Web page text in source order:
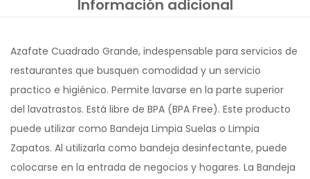
Información adicional
Azafate Cuadrado Grande, indespensable para servicios de
restaurantes que busquen comodidad y un servicio
practico e higiénico. Permite lavarse en la parte superior
del lavatrastos. Está libre de BPA (BPA Free). Este producto
puede utilizar como Bandeja Limpia Suelas o Limpia
Zapatos. Al utilizarla como bandeja desinfectante, puede
colocarse en la entrada de negocios y hogares. La Bandeja